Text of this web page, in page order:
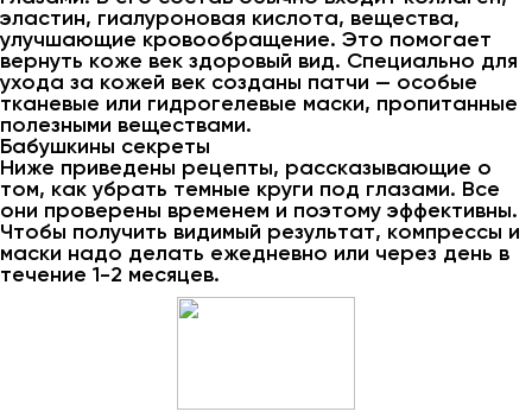
эластин, гиалуроновая кислота, вещества,
улучшающие кровообращение. Это помогает
вернуть коже век здоровый вид. Специально для
ухода за кожей век созданы патчи — особые
тканевые или гидрогелевые маски, пропитанные
полезными веществами.
Бабушкины секреты
Ниже приведены рецепты, рассказывающие о
том, как убрать темные круги под глазами. Все
они проверены временем и поэтому эффективны.
Чтобы получить видимый результат, компрессы и
маски надо делать ежедневно или через день в
течение 1-2 месяцев.